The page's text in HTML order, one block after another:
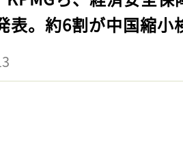
表。約6割が中国縮小